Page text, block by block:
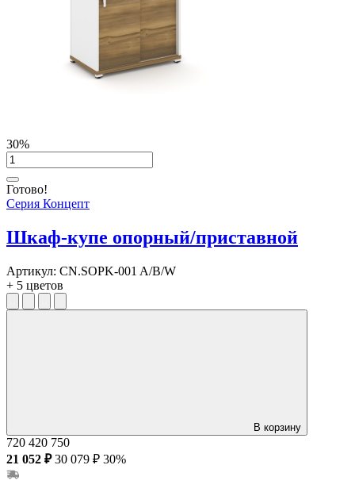
30%
Готово!
Серия Концепт
Шкаф-купе опорный/приставной
Артикул: CN.SOPK-001 A/B/W
+ 5 цветов
В корзину
720 420 750
21 052 ₽ 30 079 ₽ 30%